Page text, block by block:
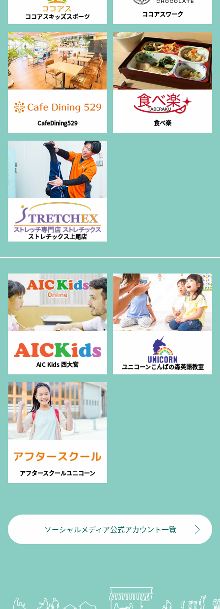
ココアスキッズスポーツ ココアスワーク
CafeDining529 食べ楽
ストレチックス上尾店
AIC Kids 西大宮 ユニコーンこんばの森英語教室
アフタースクールユニコーン
ソーシャルメディア公式アカウント一覧